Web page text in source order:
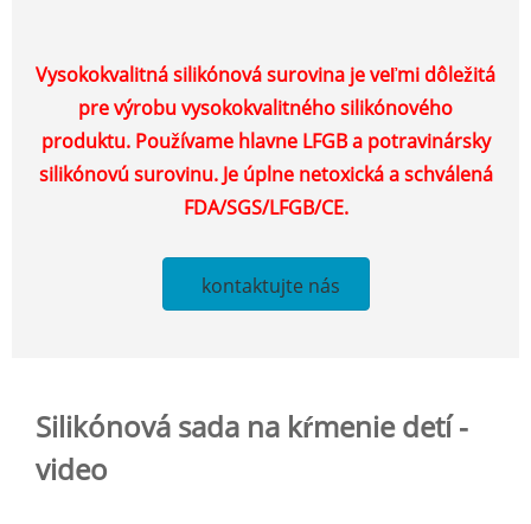
Vysokokvalitná silikónová surovina je veľmi dôležitá
pre výrobu vysokokvalitného silikónového
produktu. Používame hlavne LFGB a potravinársky
silikónovú surovinu. Je úplne netoxická a schválená
FDA/SGS/LFGB/CE.
kontaktujte nás
Silikónová sada na kŕmenie detí -
video